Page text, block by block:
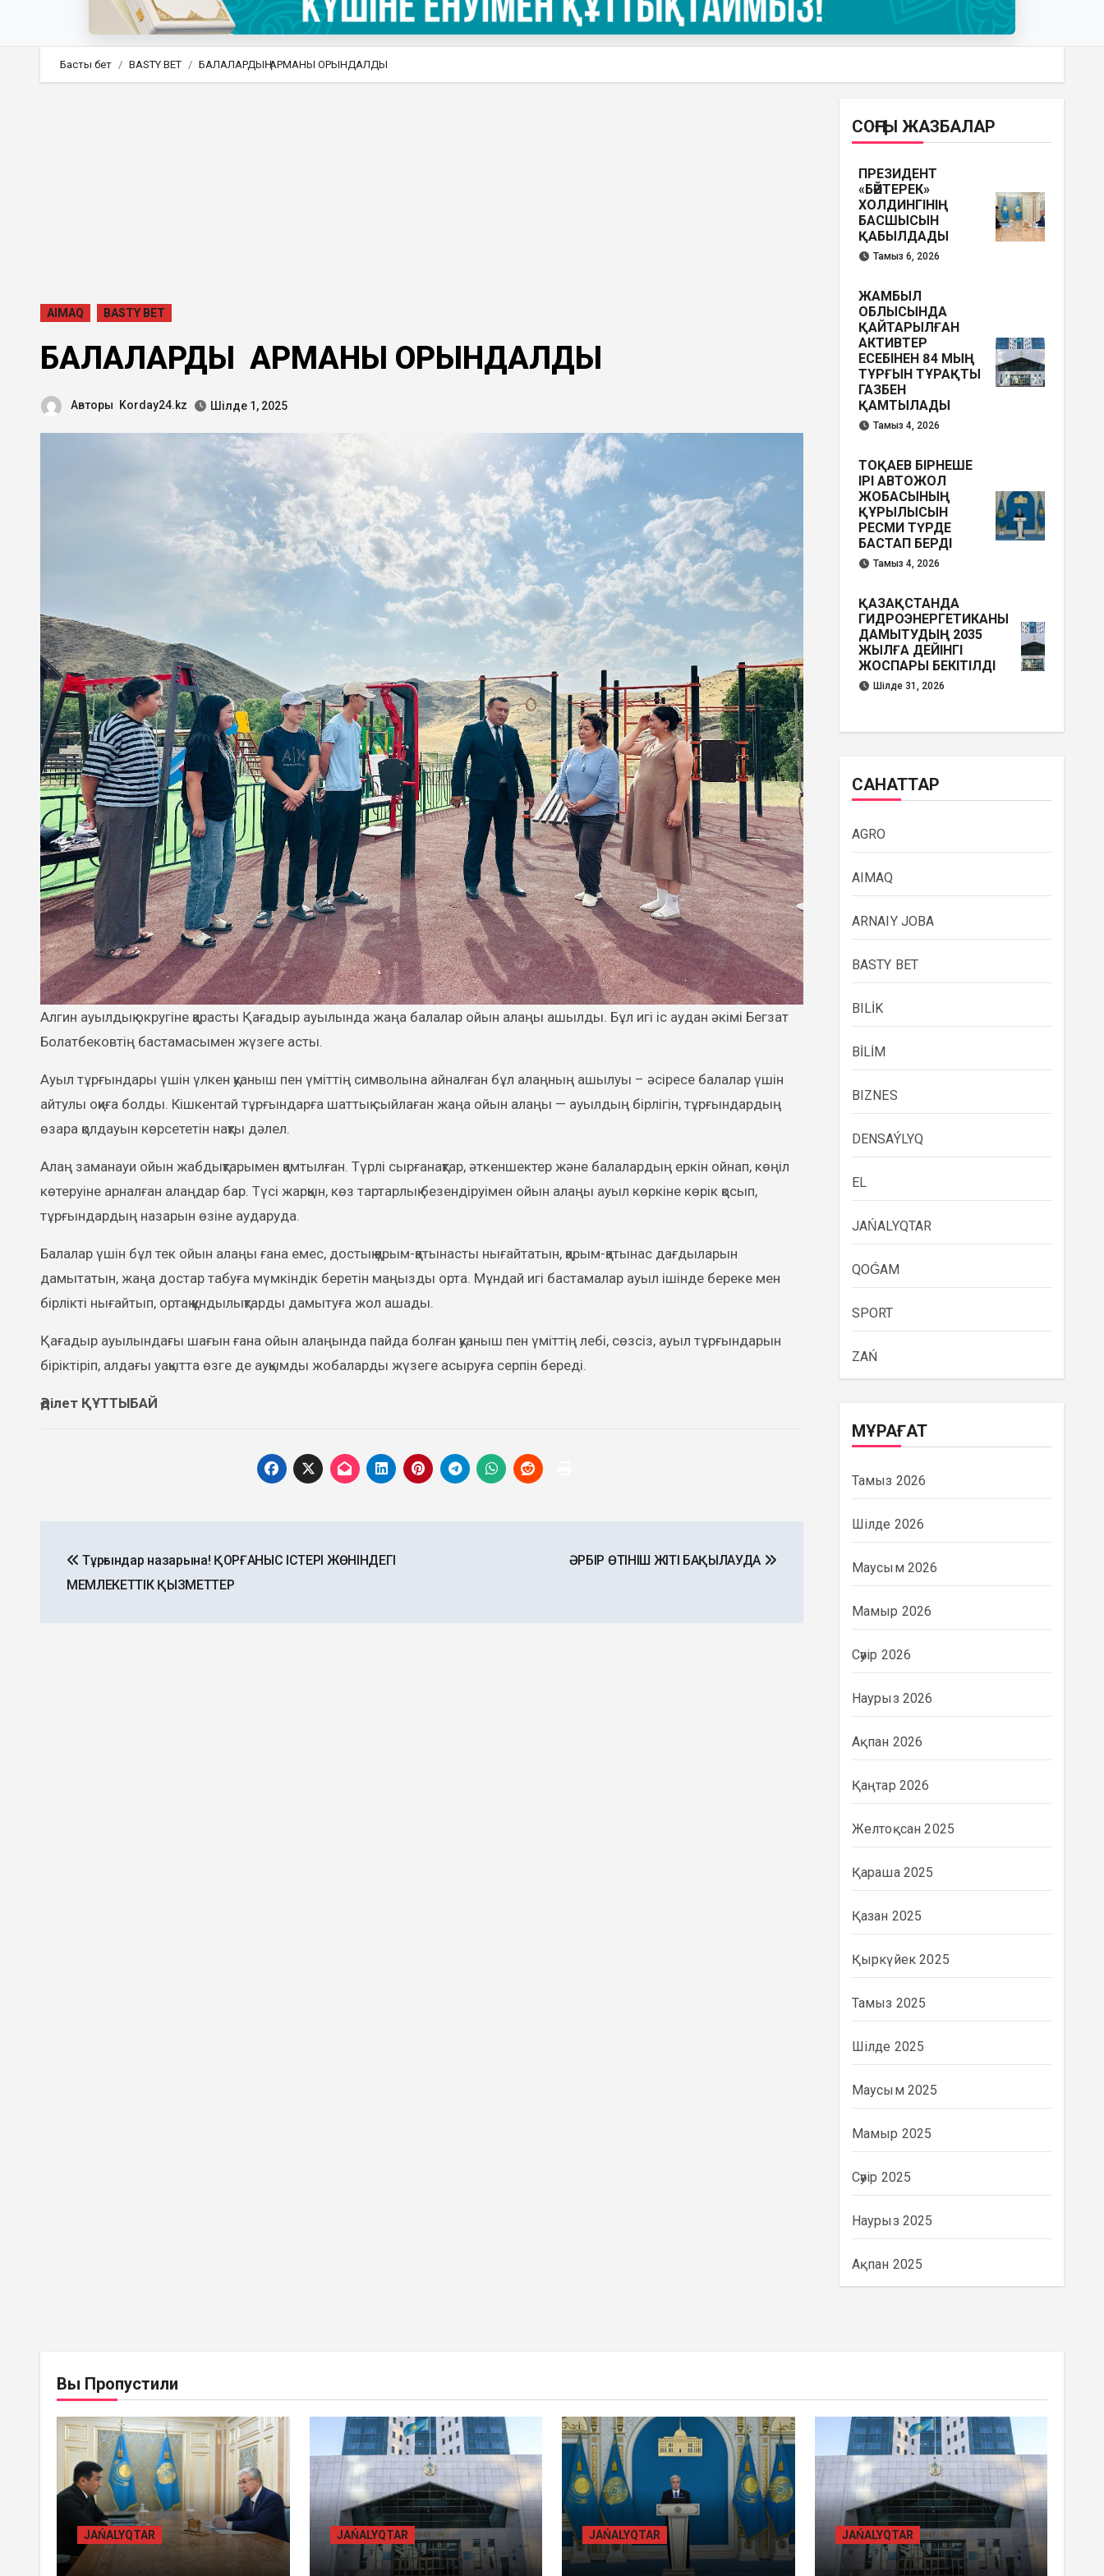
Басты бет BASTY BET БАЛАЛАРДЫҢ АРМАНЫ ОРЫНДАЛДЫ
AIMAQ BASTY BET
БАЛАЛАРДЫҢ АРМАНЫ ОРЫНДАЛДЫ
Авторы Korday24.kz Шілде 1, 2025
Алгин ауылдық округіне қарасты Қағадыр ауылында жаңа балалар ойын алаңы ашылды. Бұл игі іс аудан әкімі Бегзат
Болатбековтің бастамасымен жүзеге асты.
Ауыл тұрғындары үшін үлкен қуаныш пен үміттің символына айналған бұл алаңның ашылуы – әсіресе балалар үшін
айтулы оқиға болды. Кішкентай тұрғындарға шаттық сыйлаған жаңа ойын алаңы — ауылдың бірлігін, тұрғындардың
өзара қолдауын көрсететін нақты дәлел.
Алаң заманауи ойын жабдықтарымен қамтылған. Түрлі сырғанақтар, әткеншектер және балалардың еркін ойнап, көңіл
көтеруіне арналған алаңдар бар. Түсі жарқын, көз тартарлық безендіруімен ойын алаңы ауыл көркіне көрік қосып,
тұрғындардың назарын өзіне аударуда.
Балалар үшін бұл тек ойын алаңы ғана емес, достық қарым-қатынасты нығайтатын, қарым-қатынас дағдыларын
дамытатын, жаңа достар табуға мүмкіндік беретін маңызды орта. Мұндай игі бастамалар ауыл ішінде береке мен
бірлікті нығайтып, ортақ құндылықтарды дамытуға жол ашады.
Қағадыр ауылындағы шағын ғана ойын алаңында пайда болған қуаныш пен үміттің лебі, сөзсіз, ауыл тұрғындарын
біріктіріп, алдағы уақытта өзге де ауқымды жобаларды жүзеге асыруға серпін береді.
Әділет ҚҰТТЫБАЙ
navigation
Тұрғындар назарына! ҚОРҒАНЫС ІСТЕРІ ЖӨНІНДЕГІ
МЕМЛЕКЕТТІК ҚЫЗМЕТТЕР
ӘРБІР ӨТІНІШ ЖІТІ БАҚЫЛАУДА
СОҢҒЫ ЖАЗБАЛАР
ПРЕЗИДЕНТ
«БӘЙТЕРЕК»
ХОЛДИНГІНІҢ
БАСШЫСЫН
ҚАБЫЛДАДЫ
Тамыз 6, 2026
ЖАМБЫЛ
ОБЛЫСЫНДА
ҚАЙТАРЫЛҒАН
АКТИВТЕР
ЕСЕБІНЕН 84 МЫҢ
ТҰРҒЫН ТҰРАҚТЫ
ГАЗБЕН
ҚАМТЫЛАДЫ
Тамыз 4, 2026
ТОҚАЕВ БІРНЕШЕ
ІРІ АВТОЖОЛ
ЖОБАСЫНЫҢ
ҚҰРЫЛЫСЫН
РЕСМИ ТҮРДЕ
БАСТАП БЕРДІ
Тамыз 4, 2026
ҚАЗАҚСТАНДА
ГИДРОЭНЕРГЕТИКАНЫ
ДАМЫТУДЫҢ 2035
ЖЫЛҒА ДЕЙІНГІ
ЖОСПАРЫ БЕКІТІЛДІ
Шілде 31, 2026
САНАТТАР
AGRO
AIMAQ
ARNAIY JOBA
BASTY BET
BILİK
BİLİM
BIZNES
DENSAÝLYQ
EL
JAŃALYQTAR
QOǴAM
SPORT
ZAŃ
МҰРАҒАТ
Тамыз 2026
Шілде 2026
Маусым 2026
Мамыр 2026
Сәуір 2026
Наурыз 2026
Ақпан 2026
Қаңтар 2026
Желтоқсан 2025
Қараша 2025
Қазан 2025
Қыркүйек 2025
Тамыз 2025
Шілде 2025
Маусым 2025
Мамыр 2025
Сәуір 2025
Наурыз 2025
Ақпан 2025
Вы Пропустили
JAŃALYQTAR JAŃALYQTAR
ЖАМБЫЛ ОБЛЫСЫНДА
JAŃALYQTAR
ТОҚАЕВ БІРНЕШЕ ІРІ
JAŃALYQTAR
ҚАЗАҚСТАНДА